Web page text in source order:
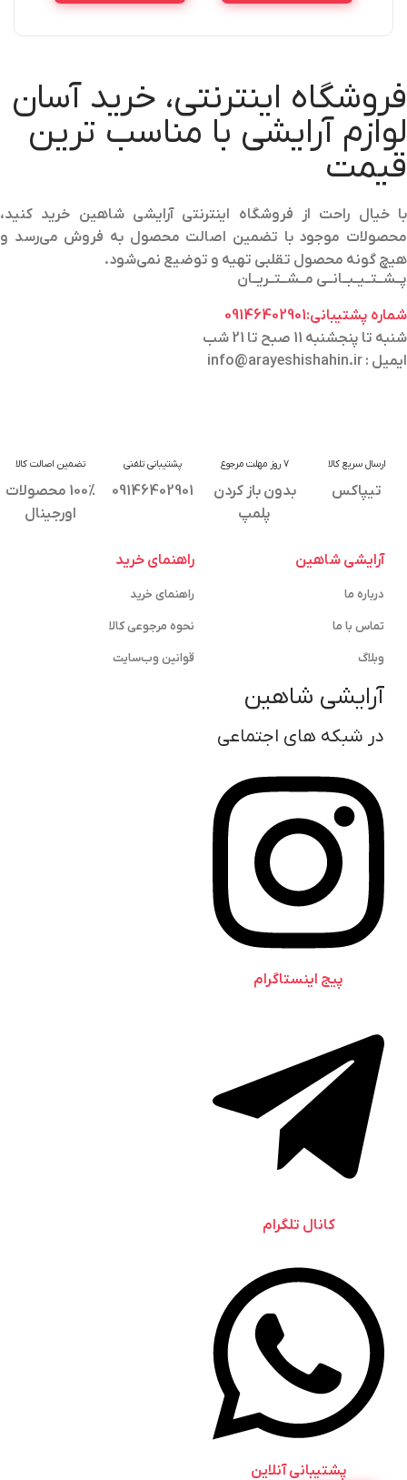
فروشگاه اینترنتی، خرید آسان
لوازم آرایشی با مناسب ترین
قیمت
با خیال راحت از فروشگاه اینترنتی آرایشی شاهین خرید کنید،
محصولات موجود با تضمین اصالت محصول به فروش می‌رسد و
هیچ گونه محصول تقلبی تهیه و توضیع نمی‌شود.
پــشــتــیــبــانــی مــشــتــریــان
شماره پشتیبانی:09146402901
شنبه تا پنجشنبه 11 صبح تا 21 شب
ایمیل : info@arayeshishahin.ir
ارسال سریع کالا
تیپاکس
7 روز مهلت مرجوع
بدون باز کردن
پلمپ
پشتیبانی تلفنی
09146402901
تضمین اصالت کالا
100% محصولات
اورجینال
آرایشی شاهین
درباره ما
تماس با ما
وبلاگ
آرایشی شاهین
در شبکه های اجتماعی
پیج اینستاگرام
کانال تلگرام
پشتیبانی آنلاین
راهنمای خرید
راهنمای خرید
نحوه مرجوعی کالا
قوانین وب‌سایت